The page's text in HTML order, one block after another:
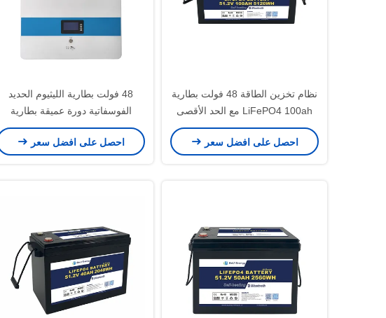
نظام تخزين الطاقة 48 فولت بطارية
LiFePO4 100ah مع الحد الأقصى
لتفريغ التيار 100A و Bluetooth
اختياري
احصل على افضل سعر
48 فولت بطارية الليثيوم الحديد
الفوسفاتية دورة عميقة بطارية
الطاقة الحائط حياة دورة طويلة
احصل على افضل سعر